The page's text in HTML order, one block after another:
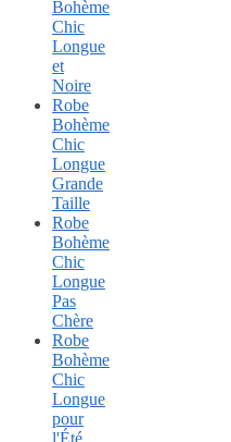
Bohème
Chic
Longue
et
Noire
Robe
Bohème
Chic
Longue
Grande
Taille
Robe
Bohème
Chic
Longue
Pas
Chère
Robe
Bohème
Chic
Longue
pour
l'Été